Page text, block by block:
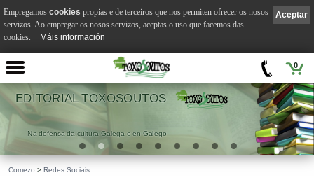
0
EDITORIAL TOXOSOUTOS
Na defensa da cultura Galega e en Galego
:: Comezo > Redes Sociais
Aceptar
Empregamos cookies propias e de terceiros que nos permiten ofrecer os nosos
servizos. Ao empregar os nosos servizos, aceptas o uso que facemos das
cookies.
Máis información